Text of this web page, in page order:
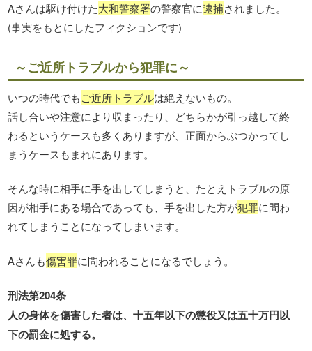
Aさんは駆け付けた大和警察署の警察官に逮捕されました。
(事実をもとにしたフィクションです)
～ご近所トラブルから犯罪に～
いつの時代でもご近所トラブルは絶えないもの。
話し合いや注意により収まったり、どちらかが引っ越して終
わるというケースも多くありますが、正面からぶつかってし
まうケースもまれにあります。
そんな時に相手に手を出してしまうと、たとえトラブルの原
因が相手にある場合であっても、手を出した方が犯罪に問わ
れてしまうことになってしまいます。
Aさんも傷害罪に問われることになるでしょう。
刑法第204条
人の身体を傷害した者は、十五年以下の懲役又は五十万円以
下の罰金に処する。